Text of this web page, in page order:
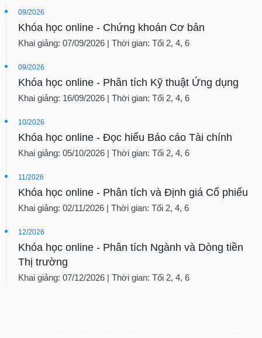
09/2026
Khóa học online - Chứng khoán Cơ bản
Khai giảng: 07/09/2026 | Thời gian: Tối 2, 4, 6
09/2026
Khóa học online - Phân tích Kỹ thuật Ứng dụng
Khai giảng: 16/09/2026 | Thời gian: Tối 2, 4, 6
10/2026
Khóa học online - Đọc hiểu Báo cáo Tài chính
Khai giảng: 05/10/2026 | Thời gian: Tối 2, 4, 6
11/2026
Khóa học online - Phân tích và Định giá Cổ phiếu
Khai giảng: 02/11/2026 | Thời gian: Tối 2, 4, 6
12/2026
Khóa học online - Phân tích Ngành và Dòng tiền
Thị trường
Khai giảng: 07/12/2026 | Thời gian: Tối 2, 4, 6